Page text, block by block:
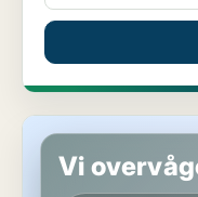
Restaurant i Vejle
Vi